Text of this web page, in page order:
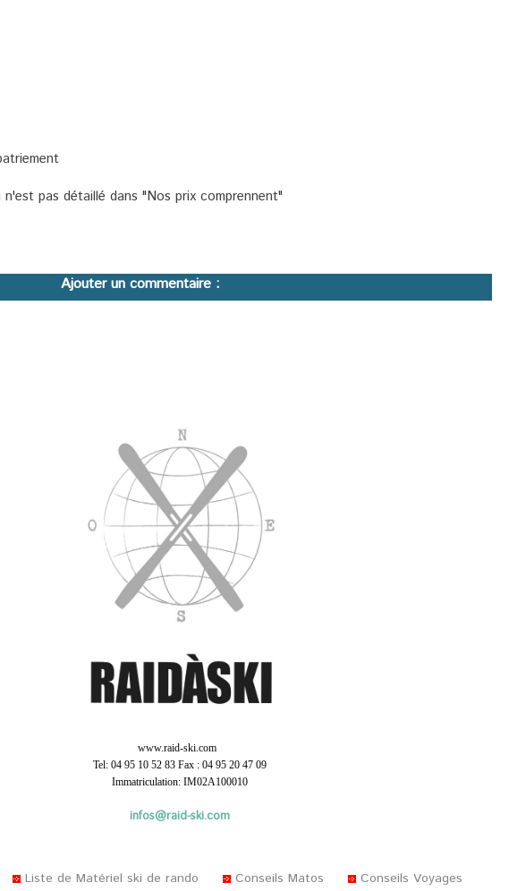
pas détaillé dans "Nos prix comprennent"
Ajouter un commentaire :
www.raid-ski.com
Tel: 04 95 10 52 83 Fax : 04 95 20 47 09
Immatriculation: IM02A100010
infos@raid-ski.com
Liste de Matériel ski de rando Conseils Matos Conseils Voyages